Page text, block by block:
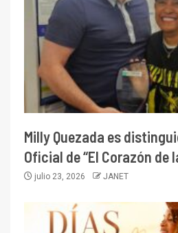
Milly Quezada es
Oficial de “El Corazón de
julio 23, 2026 JANET